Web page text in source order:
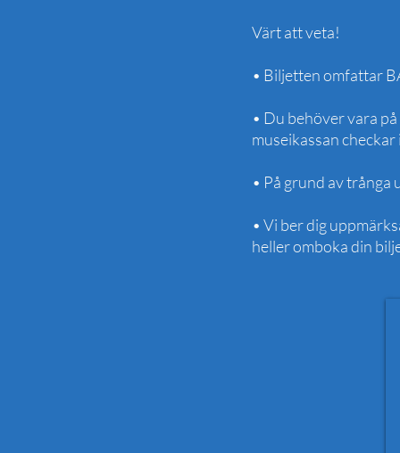
Värt att veta!
• Biljetten omfattar
• Du behöver vara
museikassan
• På grund av trånga
• Vi ber dig
heller omboka din